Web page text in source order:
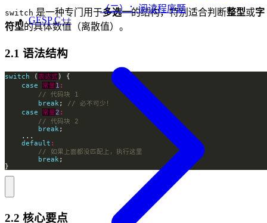
（二）：阅读程序题
GESP C++
switch 是一种专门用于多选一的结构，特别适合判断整型或字
符型的具体数值（离散值）。
2.1 语法结构
switch (表达式
case
常量1 :
break ;
case
常量2 :
break
default :
break
}
2.2 核心要点